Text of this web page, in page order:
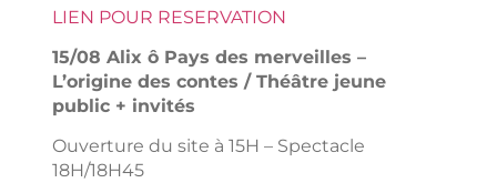
LIEN POUR RESERVATION
15/08 Alix ô Pays des merveilles –
L’origine des contes / Théâtre jeune
public + invités
Ouverture du site à 15H – Spectacle
18H/18H45